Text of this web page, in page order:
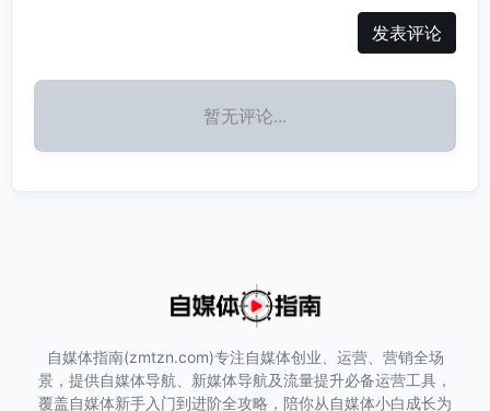
发表评论
暂无评论...
自媒体指南(zmtzn.com)专注自媒体创业、运营、营销全场
景，提供自媒体导航、新媒体导航及流量提升必备运营工具，
覆盖自媒体新手入门到进阶全攻略，陪你从自媒体小白成长为